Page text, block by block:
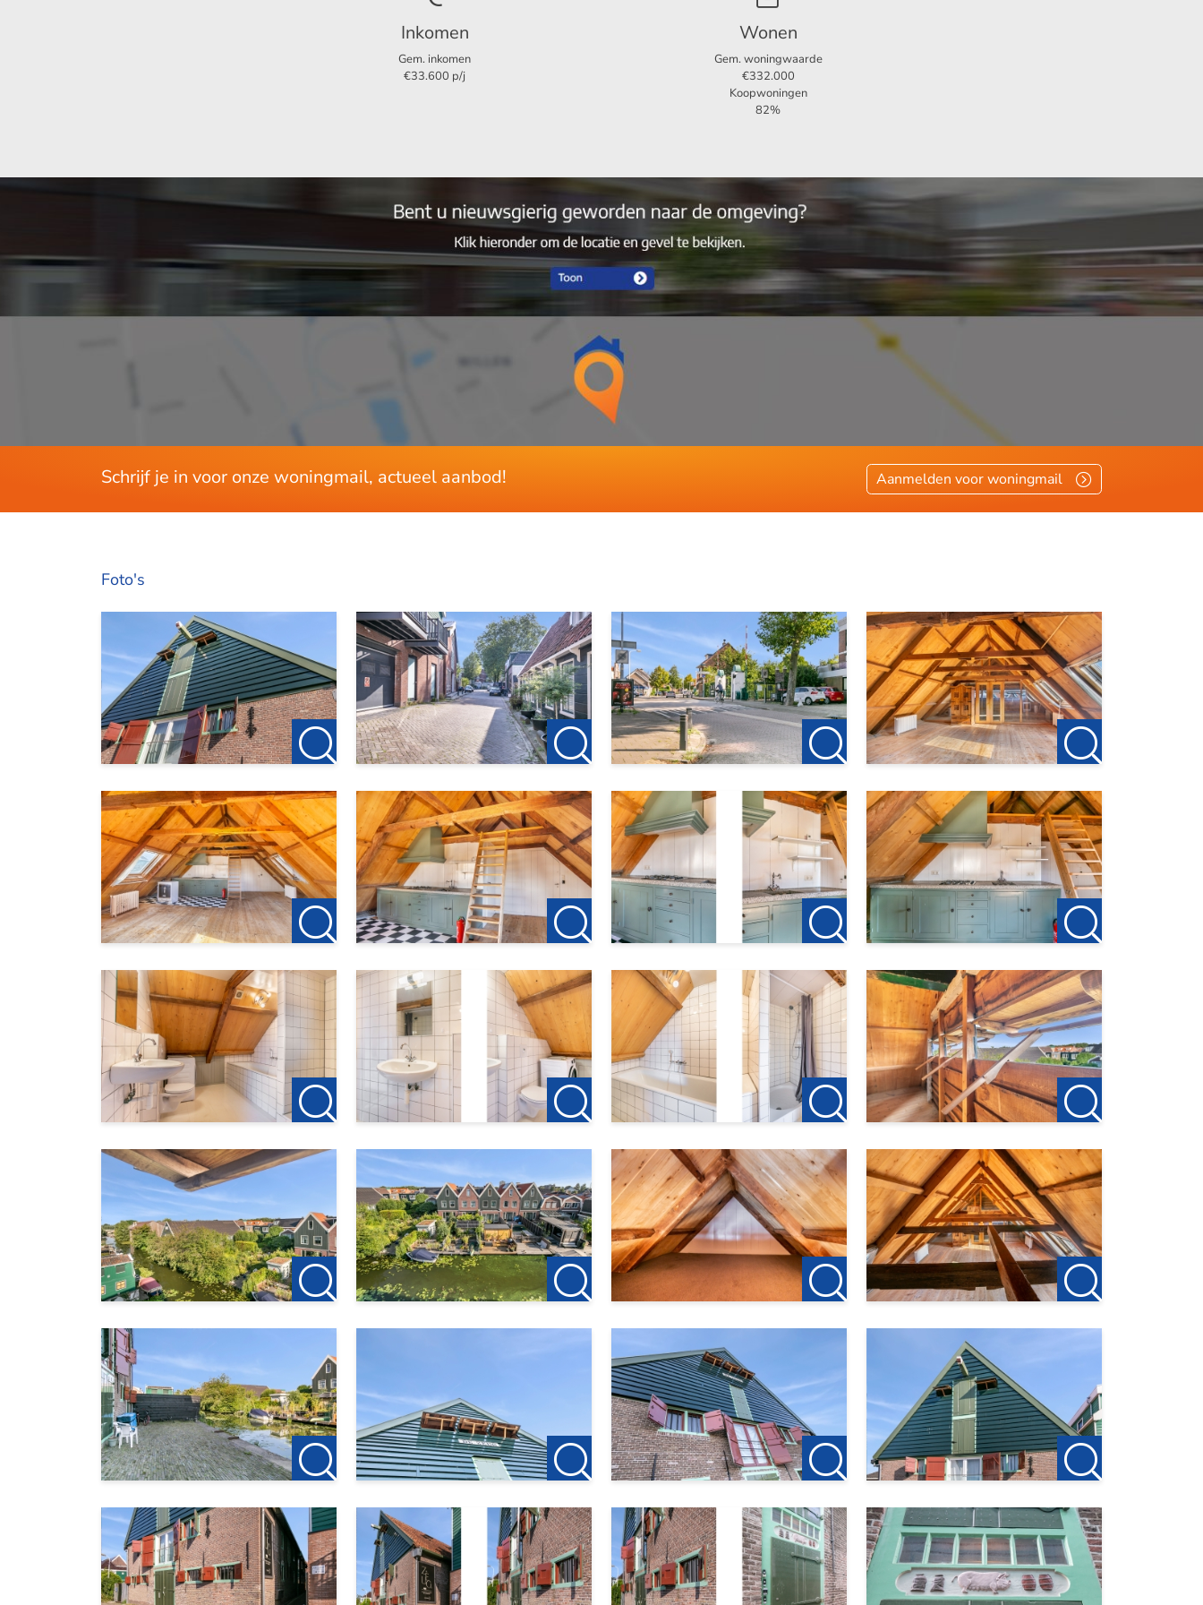
Geniet van de gezamenlijke tuin aan het water
Hoge houten plafonds en originele houten balken ademen een rijke geschiedenis
Exclusief servicekosten (huurders deel)
Exclusief gas,elektra, water en internet
Inkomen
Gem. inkomen
€33.600 p/j
Wonen
Gem. woningwaarde
€332.000
Koopwoningen
82%
Schrijf je in voor onze woningmail, actueel aanbod! Aanmelden voor woningmail
Foto's